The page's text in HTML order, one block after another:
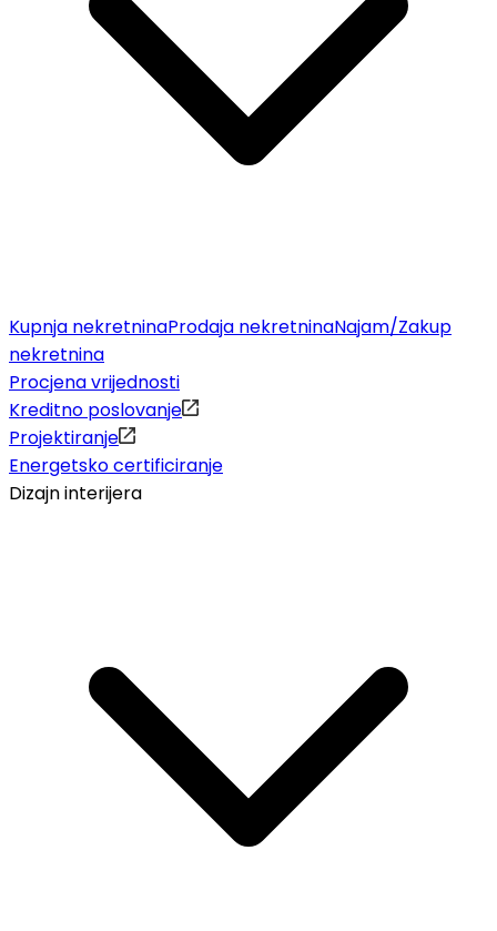
Kupnja nekretninaProdaja nekretninaNajam/Zakup
nekretnina
Procjena vrijednosti
Kreditno poslovanje
Projektiranje
Energetsko certificiranje
Dizajn interijera